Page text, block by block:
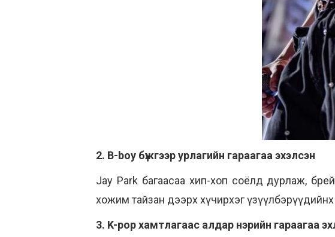
2. B-boy бүжгээр урлагийн гараагаа эхэлсэн
Jay Park багаасаа хип-хоп соёлд дурлаж,
хожим тайзан дээрх хүчирхэг
3. K-pop хамтлагаас алдар нэрийн гараагаа